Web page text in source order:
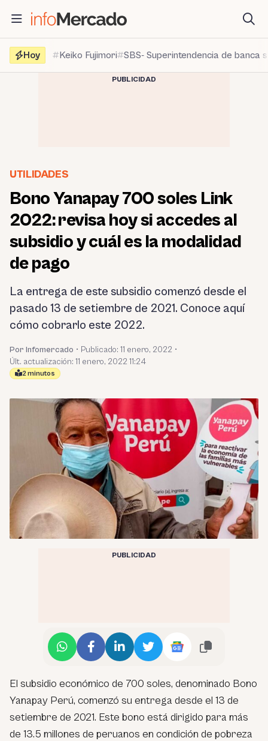
contenido
Hoy
Keiko Fujimori SBS- Superintendencia de banca
PUBLICIDAD
UTILIDADES
Bono Yanapay 700 soles Link
2022: revisa hoy si accedes al
subsidio y cuál es la modalidad
de pago
La entrega de este subsidio comenzó desde el
pasado 13 de setiembre de 2021. Conoce aquí
cómo cobrarlo este 2022.
Por Infomercado • Publicado: 11 enero, 2022 •
Últ. actualización: 11 enero, 2022 11:24
2 minutos
PUBLICIDAD
El subsidio económico de 700 soles, denominado Bono
Yanapay Perú, comenzó su entrega desde el 13 de
setiembre de 2021. Este bono está dirigido para más
de 13.5 millones de peruanos en condición de pobreza